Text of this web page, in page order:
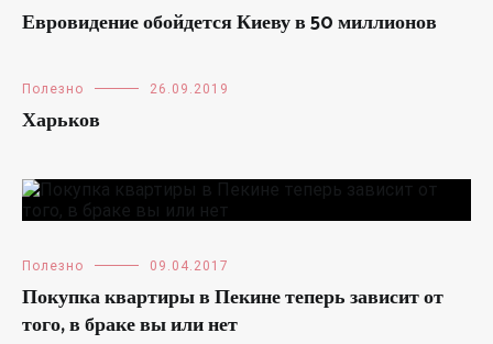
Евровидение обойдется Киеву в 50 миллионов
Полезно 26.09.2019
Харьков
Полезно 09.04.2017
Покупка квартиры в Пекине теперь зависит от
того, в браке вы или нет